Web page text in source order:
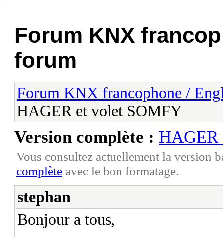
Forum KNX
forum
Forum KNX francophone /
HAGER et volet SOMFY
Version complète : HAGER
Vous consultez actuellement la version
complète avec le bon formatage.
stephan
Bonjour a tous,